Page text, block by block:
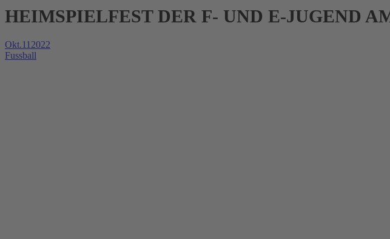
HEIMSPIELFEST DER F- UND E-JUGEND
Okt.11 2022
Fussball